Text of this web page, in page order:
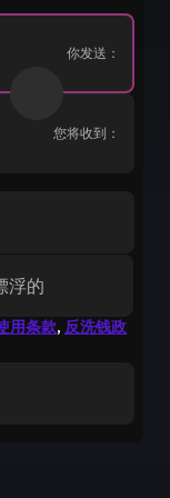
你发送：
您将收到：
用条款, 反洗钱政
浮的